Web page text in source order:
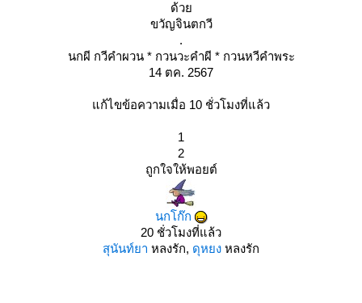
ด้ว
ขวัญจินตกวี
.
นกผี กวีคำผวน * กวนวะคำผี * กวนหวีคำพระ
14 ตค. 2567
ก้ไขข้อความเมื่อ 10 ชั่วโมงที่แล้ว
1
2
ถูกใจให้พอยต์
นกโก๊ก
20 ชั่วโมงที่แล้ว
สุนันท์ยา หลงรัก, ดุหยง หลงรัก